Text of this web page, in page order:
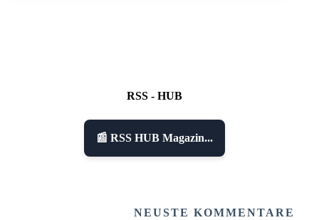
RSS - HUB
📰 RSS HUB Magazin...
NEUSTE KOMMENTARE